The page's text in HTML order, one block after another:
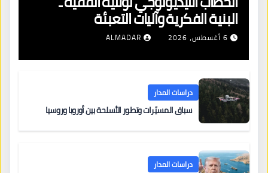
البنية الفكرية وآليات التعبئة
6 أغسطس، 2026 ALMADAR
دراسات المدار
سباق المسيّرات وتطور الأسلحة بين أوروبا وروسيا
دراسات المدار